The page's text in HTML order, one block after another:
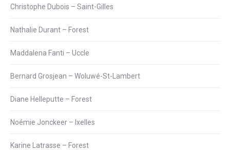
Christophe Dubois – Saint-Gilles
Nathalie Durant – Forest
Maddalena Fanti – Uccle
Bernard Grosjean – Woluwé-St-Lambert
Diane Helleputte – Forest
Noémie Jonckeer – Ixelles
Karine Latrasse – Forest